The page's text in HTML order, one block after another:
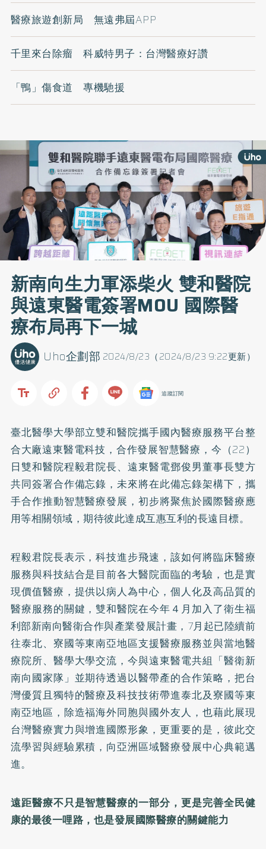
醫療旅遊創新局 無遠弗屆APP
千里來台除瘤 科威特男子：台灣醫療好讚
「鴨」傷食道 專機馳援
新南向生力軍添柴火 雙和醫院
與遠東醫電簽署MOU 國際醫
療布局再下一城
2024/8/23（2024/8/23 9:22更新）
Uho企劃部
追蹤訂閱
臺北醫學大學部立雙和醫院攜手國內醫療服務平台整
合大廠遠東醫電科技，合作發展智慧醫療，今（22）
日雙和醫院程毅君院長、遠東醫電鄧俊男董事長雙方
共同簽署合作備忘錄，未來將在此備忘錄架構下，攜
手合作推動智慧醫療發展，初步將聚焦於國際醫療應
用等相關領域，期待彼此達成互惠互利的長遠目標。
程毅君院長表示，科技進步飛速，該如何將臨床醫療
服務與科技結合是目前各大醫院面臨的考驗，也是實
現價值醫療，提供以病人為中心，個人化及高品質的
醫療服務的關鍵，雙和醫院在今年４月加入了衛生福
利部新南向醫衛合作與產業發展計畫，7月起已陸續前
往泰北、寮國等東南亞地區支援醫療服務並與當地醫
療院所、醫學大學交流，今與遠東醫電共組「醫衛新
南向國家隊」並期待透過以醫帶產的合作策略，把台
灣優質且獨特的醫療及科技技術帶進泰北及寮國等東
南亞地區，除造福海外同胞與國外友人，也藉此展現
台灣醫療實力與增進國際形象，更重要的是，彼此交
流學習與經驗累積，向亞洲區域醫療發展中心典範邁
進。
遠距醫療不只是智慧醫療的一部分，更是完善全民健
康的最後一哩路，也是發展國際醫療的關鍵能力